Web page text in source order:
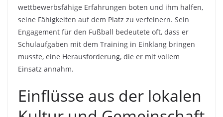
wettbewerbsfähige Erfahrungen boten und ihm halfen,
seine Fähigkeiten auf dem Platz zu verfeinern. Sein
Engagement für den Fußball bedeutete oft, dass er
Schulaufgaben mit dem Training in Einklang bringen
musste, eine Herausforderung, die er mit vollem
Einsatz annahm.
Einflüsse aus der lokalen